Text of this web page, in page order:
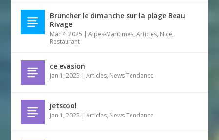
Bruncher le dimanche sur la plage Beau
Rivage
Mar 4, 2025 |Alpes-Maritimes,Articles, Nice,
Restaurant
ce evasion
Jan 1, 2025 |Articles, News Tendance
jetscool
Jan 1, 2025 |Articles, News Tendance